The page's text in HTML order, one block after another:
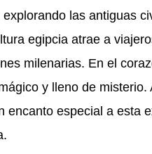
las antiguas
egipcia atrae a
milenarias. En el
y lleno de
encanto especial a esta